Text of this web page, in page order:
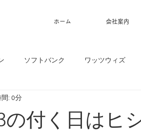
ホーム 会社案内
ソフトバンク ワッツウィズ
の付く日はヒ
: 0分